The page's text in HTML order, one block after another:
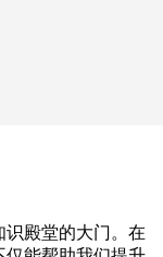
殿堂的大门。在